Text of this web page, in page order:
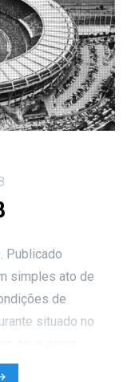
Publicado
simples ato de
de
situado no
Luis de Lima